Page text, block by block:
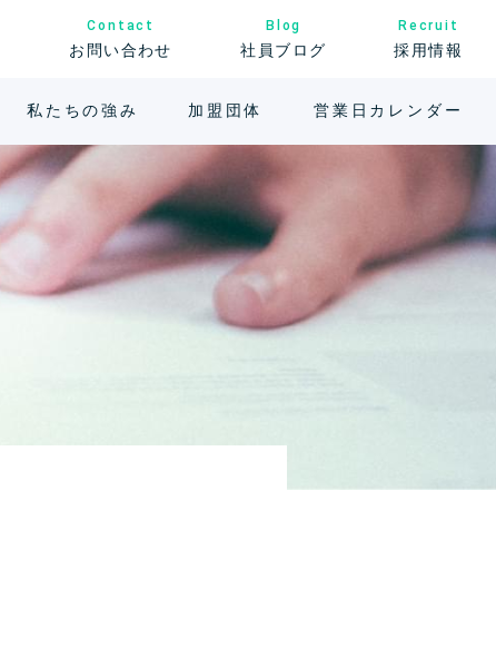
Contact
お問い合わせ
Blog
社員ブログ
Recruit
採用情報
私たちの強み 加盟団体 営業日カレンダー